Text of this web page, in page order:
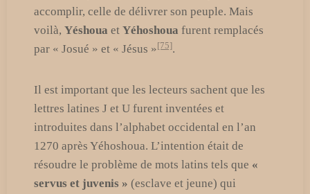
accomplir, celle de délivrer son peuple. Mais
voilà, Yéshoua et Yéhoshoua furent remplacés
par « Josué » et « Jésus »[75].
Il est important que les lecteurs sachent que les
lettres latines J et U furent inventées et
introduites dans l’alphabet occidental en l’an
1270 après Yéhoshoua. L’intention était de
résoudre le problème de mots latins tels que «
servus et juvenis » (esclave et jeune) qui